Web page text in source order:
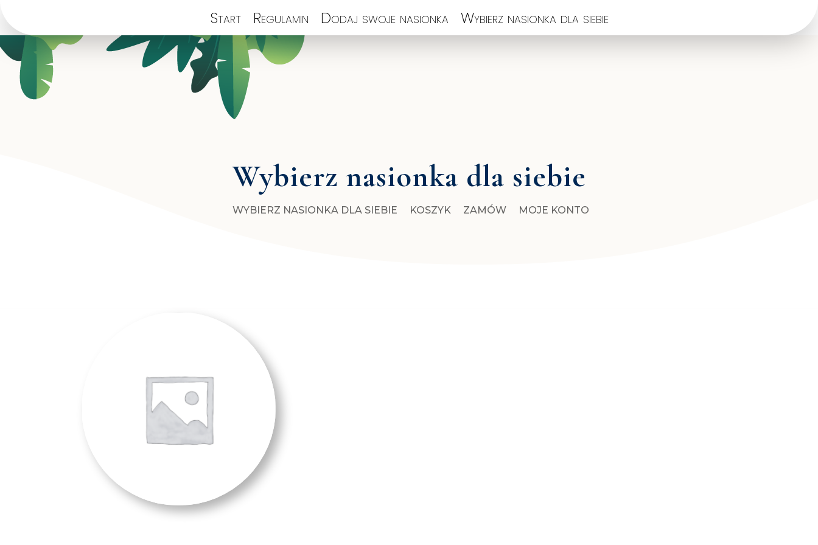
Start Regulamin Dodaj swoje nasionka Wybierz nasionka dla siebie
Wybierz nasionka dla siebie
WYBIERZ NASIONKA DLA SIEBIE KOSZYK ZAMÓW MOJE KONTO